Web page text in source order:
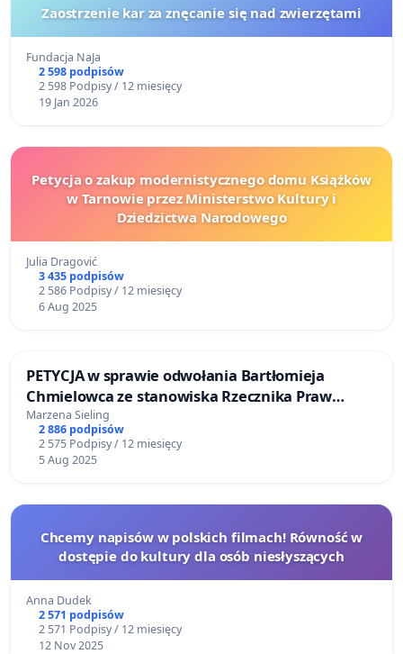
Zaostrzenie kar za znęcanie się nad zwierzętami
Fundacja NaJa
2 598 podpisów
2 598 Podpisy / 12 miesięcy
19 Jan 2026
Petycja o zakup modernistycznego domu Książków
w Tarnowie przez Ministerstwo Kultury i
Dziedzictwa Narodowego
Julia Dragović
3 435 podpisów
2 586 Podpisy / 12 miesięcy
6 Aug 2025
PETYCJA w sprawie odwołania Bartłomieja
Chmielowca ze stanowiska Rzecznika Praw
Pacjenta
Marzena Sieling
2 886 podpisów
2 575 Podpisy / 12 miesięcy
5 Aug 2025
Chcemy napisów w polskich filmach! Równość w
dostępie do kultury dla osób niesłyszących
Anna Dudek
2 571 podpisów
2 571 Podpisy / 12 miesięcy
12 Nov 2025